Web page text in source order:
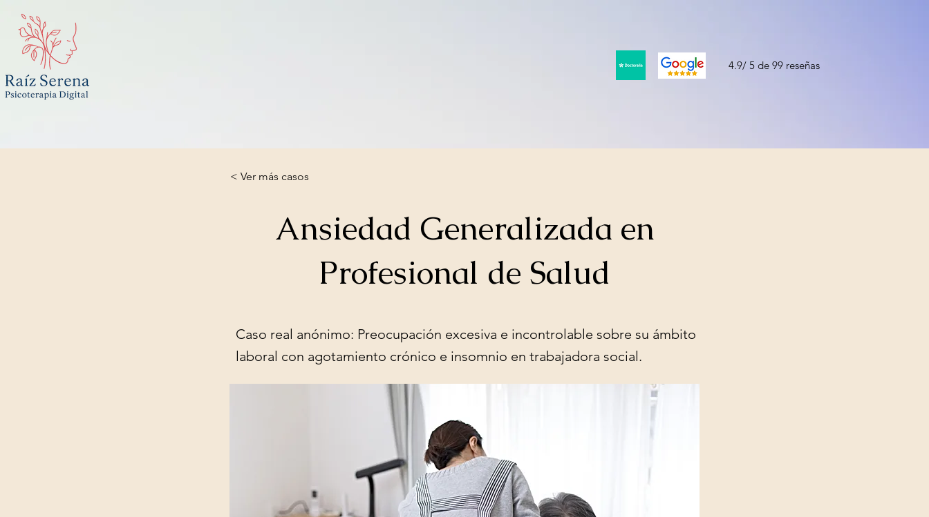
4.9/ 5 de 99 reseñas
< Ver más casos
Ansiedad Generalizada en
Profesional de Salud
Caso real anónimo: Preocupación excesiva e incontrolable sobre su ámbito
laboral con agotamiento crónico e insomnio en trabajadora social.